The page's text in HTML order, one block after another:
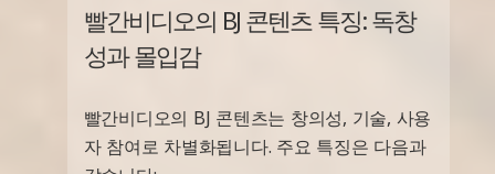
빨간비디오의 BJ 콘텐츠 특징: 독창
성과 몰입감
빨간비디오의 BJ 콘텐츠는 창의성, 기술, 사용
자 참여로 차별화됩니다. 주요 특징은 다음과